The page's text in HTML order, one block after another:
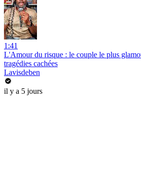
1:41
L'Amour du risque : le couple le plus
tragédies cachées
Lavisdeben
il y a 5 jours